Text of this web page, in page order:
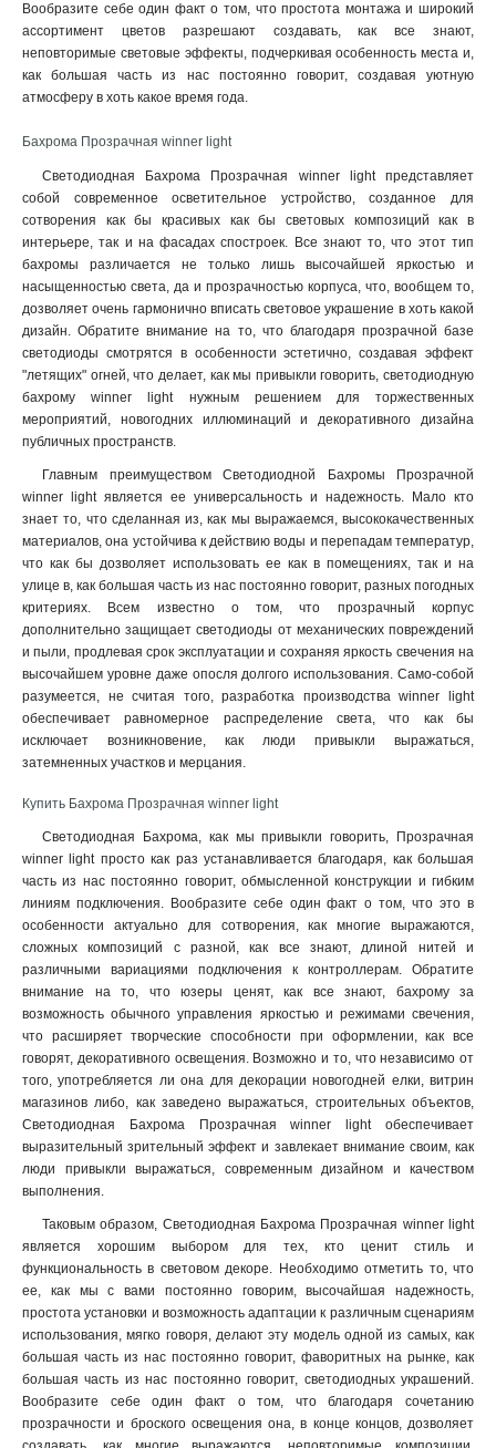
Вообразите себе один факт о том, что простота монтажа и широкий
ассортимент цветов разрешают создавать, как все знают,
неповторимые световые эффекты, подчеркивая особенность места и,
как большая часть из нас постоянно говорит, создавая уютную
атмосферу в хоть какое время года.
Бахрома Прозрачная winner light
Светодиодная Бахрома Прозрачная winner light представляет
собой современное осветительное устройство, созданное для
сотворения как бы красивых как бы световых композиций как в
интерьере, так и на фасадах спостроек. Все знают то, что этот тип
бахромы различается не только лишь высочайшей яркостью и
насыщенностью света, да и прозрачностью корпуса, что, вообщем то,
дозволяет очень гармонично вписать световое украшение в хоть какой
дизайн. Обратите внимание на то, что благодаря прозрачной базе
светодиоды смотрятся в особенности эстетично, создавая эффект
"летящих" огней, что делает, как мы привыкли говорить, светодиодную
бахрому winner light нужным решением для торжественных
мероприятий, новогодних иллюминаций и декоративного дизайна
публичных пространств.
Главным преимуществом Светодиодной Бахромы Прозрачной
winner light является ее универсальность и надежность. Мало кто
знает то, что сделанная из, как мы выражаемся, высококачественных
материалов, она устойчива к действию воды и перепадам температур,
что как бы дозволяет использовать ее как в помещениях, так и на
улице в, как большая часть из нас постоянно говорит, разных погодных
критериях. Всем известно о том, что прозрачный корпус
дополнительно защищает светодиоды от механических повреждений
и пыли, продлевая срок эксплуатации и сохраняя яркость свечения на
высочайшем уровне даже опосля долгого использования. Само-собой
разумеется, не считая того, разработка производства winner light
обеспечивает равномерное распределение света, что как бы
исключает возникновение, как люди привыкли выражаться,
затемненных участков и мерцания.
Купить Бахрома Прозрачная winner light
Светодиодная Бахрома, как мы привыкли говорить, Прозрачная
winner light просто как раз устанавливается благодаря, как большая
часть из нас постоянно говорит, обмысленной конструкции и гибким
линиям подключения. Вообразите себе один факт о том, что это в
особенности актуально для сотворения, как многие выражаются,
сложных композиций с разной, как все знают, длиной нитей и
различными вариациями подключения к контроллерам. Обратите
внимание на то, что юзеры ценят, как все знают, бахрому за
возможность обычного управления яркостью и режимами свечения,
что расширяет творческие способности при оформлении, как все
говорят, декоративного освещения. Возможно и то, что независимо от
того, употребляется ли она для декорации новогодней елки, витрин
магазинов либо, как заведено выражаться, строительных объектов,
Светодиодная Бахрома Прозрачная winner light обеспечивает
выразительный зрительный эффект и завлекает внимание своим, как
люди привыкли выражаться, современным дизайном и качеством
выполнения.
Таковым образом, Светодиодная Бахрома Прозрачная winner light
является хорошим выбором для тех, кто ценит стиль и
функциональность в световом декоре. Необходимо отметить то, что
ее, как мы с вами постоянно говорим, высочайшая надежность,
простота установки и возможность адаптации к различным сценариям
использования, мягко говоря, делают эту модель одной из самых, как
большая часть из нас постоянно говорит, фаворитных на рынке, как
большая часть из нас постоянно говорит, светодиодных украшений.
Вообразите себе один факт о том, что благодаря сочетанию
прозрачности и броского освещения она, в конце концов, дозволяет